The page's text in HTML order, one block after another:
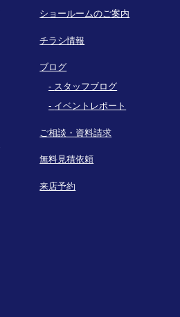
ショールームのご案内
チラシ情報
ブログ
スタッフブログ
イベントレポート
ご相談・資料請求
無料見積依頼
来店予約